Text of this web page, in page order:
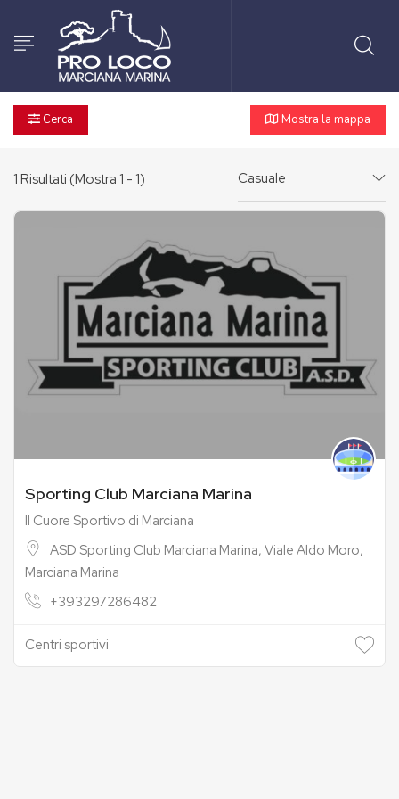
Cerca Mostra la mappa
1 Risultati (Mostra 1 - 1) Casuale
Sporting Club Marciana Marina
Il Cuore Sportivo di Marciana
ASD Sporting Club Marciana Marina, Viale Aldo Moro,
Marciana Marina
+393297286482
Centri sportivi